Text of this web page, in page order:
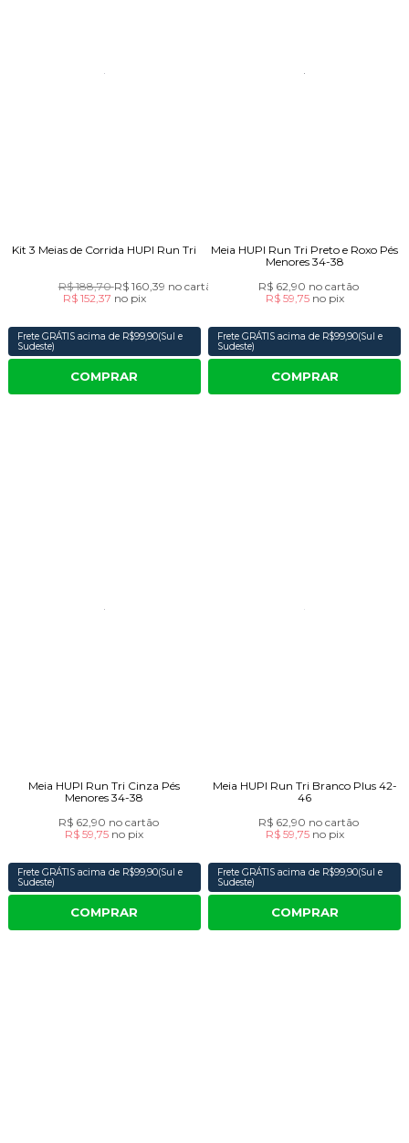
Kit 3 Meias de Corrida HUPI Run Tri
R$ 188,70R$ 160,39 no cartão
R$ 152,37 no pix
Frete GRÁTIS acima de R$99,90(Sul e
Sudeste)
COMPRAR
Meia HUPI Run Tri Preto e Roxo Pés
Menores 34-38
R$ 62,90 no cartão
R$ 59,75 no pix
Frete GRÁTIS acima de R$99,90(Sul e
Sudeste)
COMPRAR
Meia HUPI Run Tri Cinza Pés
Menores 34-38
R$ 62,90 no cartão
R$ 59,75 no pix
Frete GRÁTIS acima de R$99,90(Sul e
Sudeste)
COMPRAR
Meia HUPI Run Tri Branco Plus 42-
46
R$ 62,90 no cartão
R$ 59,75 no pix
Frete GRÁTIS acima de R$99,90(Sul e
Sudeste)
COMPRAR